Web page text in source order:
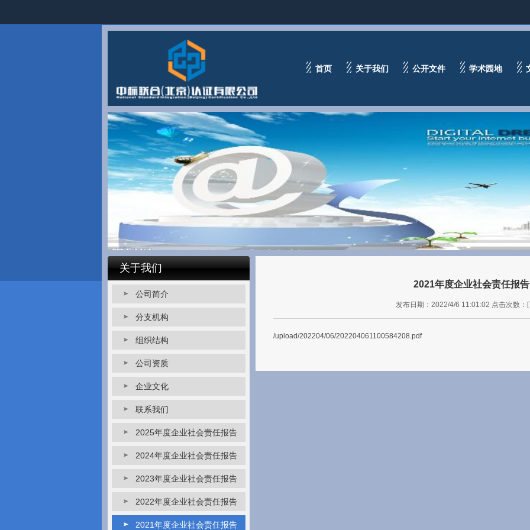
首页 关于我们 公开文件 学术园地
关于我们
公司简介
分支机构
组织结构
公司资质
企业文化
联系我们
2025年度企业社会责任报告
2024年度企业社会责任报告
2023年度企业社会责任报告
2022年度企业社会责任报告
2021年度企业社会责任报告
2021年度企业社会责任报告
发布日期：2022/4/6 11:01:02 点击次数：
/upload/202204/06/202204061100584208.pdf